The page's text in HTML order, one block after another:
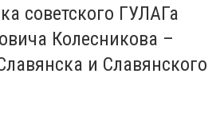
советского ГУЛАГа
Колесникова –
и Славянского